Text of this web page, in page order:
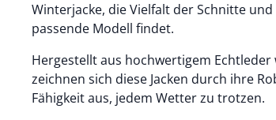
Winterjacke, die Vielfalt der Schnitte
passende Modell findet.
Hergestellt aus hochwertigem
zeichnen sich diese Jacken durch ihre
Fähigkeit aus, jedem Wetter zu trotzen.